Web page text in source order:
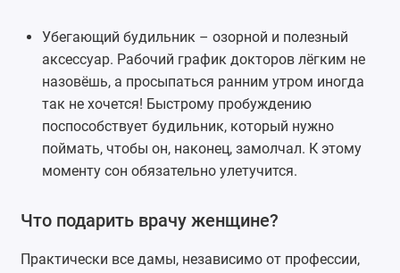
Убегающий будильник – озорной и полезный
аксессуар. Рабочий график докторов лёгким не
назовёшь, а просыпаться ранним утром иногда
так не хочется! Быстрому пробуждению
поспособствует будильник, который нужно
поймать, чтобы он, наконец, замолчал. К этому
моменту сон обязательно улетучится.
Что подарить врачу женщине?
Практически все дамы, независимо от профессии,